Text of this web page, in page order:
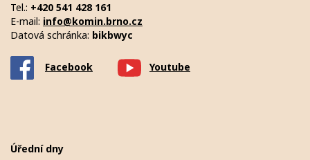
Tel.: +420 541 428 161
E-mail: info@komin.brno.cz
Datová schránka: bikbwyc
Facebook Youtube
Úřední dny